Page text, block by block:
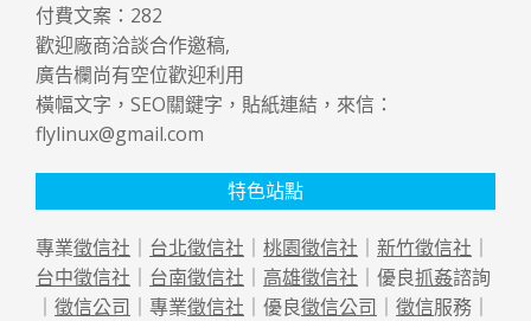
付費文案： 282
歡迎廠商洽談合作邀稿,
廣告欄尚有空位歡迎利用
橫幅文字，SEO關鍵字，貼紙連結，來信：
flylinux@gmail.com
特色站點
專業徵信社 ｜ 台北徵信社 ｜ 桃園徵信社 ｜ 新竹徵信社 ｜
台中徵信社 ｜ 台南徵信社 ｜ 高雄徵信社 ｜優良抓姦諮詢
｜ 徵信公司 ｜專業徵信社 ｜優良徵信公司 ｜ 徵信服務｜